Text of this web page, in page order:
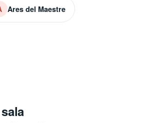
Ares del Maestre